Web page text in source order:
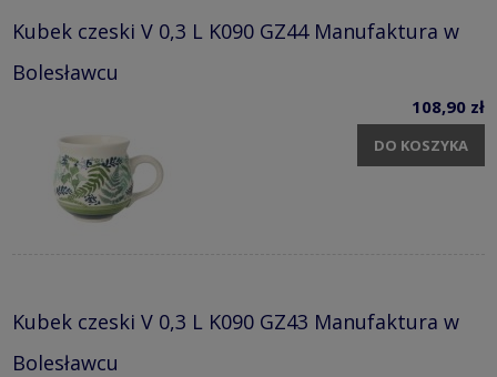
Kubek czeski V 0,3 L K090 GZ44 Manufaktura w
Bolesławcu
108,90 zł
DO KOSZYKA
Kubek czeski V 0,3 L K090 GZ43 Manufaktura w
Bolesławcu